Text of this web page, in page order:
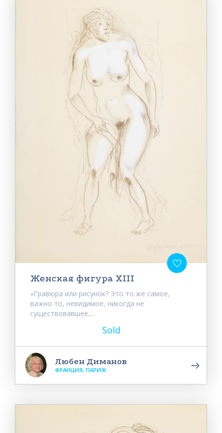
Женская фигура XIII
«Гравюра или рисунок? Это то же самое,
важно то, невидимое, никогда не
существовавшее,...
Sold
Любен Диманов
ФРАНЦИЯ, ПАРИЖ